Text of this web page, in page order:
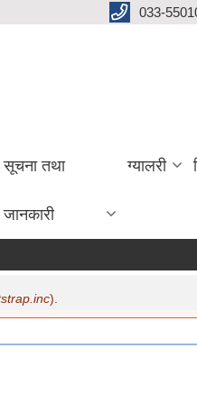
033-
सूचना तथा
जानकारी
ग्यालरी
).